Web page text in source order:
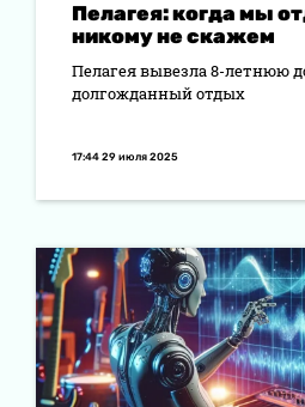
Пелагея: когда мы
никому не скажем
Пелагея вывезла 8-летнюю
долгожданный отдых
17:44 29 июля 2025